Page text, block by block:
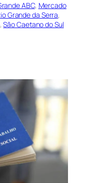
ABC, Mercado
Grande da Serra
, São Caetano do Sul